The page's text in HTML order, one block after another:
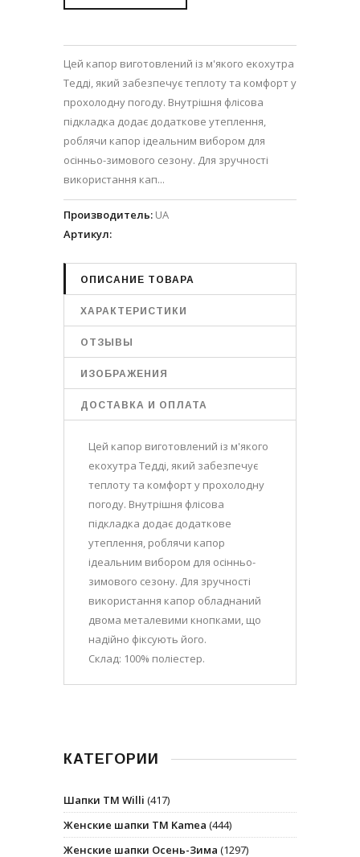
Цей капор виготовлений із м'якого екохутра
Тедді, який забезпечує теплоту та комфорт у
прохолодну погоду. Внутрішня флісова
підкладка додає додаткове утеплення,
роблячи капор ідеальним вибором для
осінньо-зимового сезону. Для зручності
використання кап...
Производитель: UA
Артикул:
ОПИСАНИЕ ТОВАРА
ХАРАКТЕРИСТИКИ
ОТЗЫВЫ
ИЗОБРАЖЕНИЯ
ДОСТАВКА И ОПЛАТА
Цей капор виготовлений із м'якого
екохутра Тедді, який забезпечує
теплоту та комфорт у прохолодну
погоду. Внутрішня флісова
підкладка додає додаткове
утеплення, роблячи капор
ідеальним вибором для осінньо-
зимового сезону. Для зручності
використання капор обладнаний
двома металевими кнопками, що
надійно фіксують його.
Склад: 100% поліестер.
КАТЕГОРИИ
Шапки ТМ Willi (417)
Женские шапки ТМ Kamea (444)
Женские шапки Осень-Зима (1297)